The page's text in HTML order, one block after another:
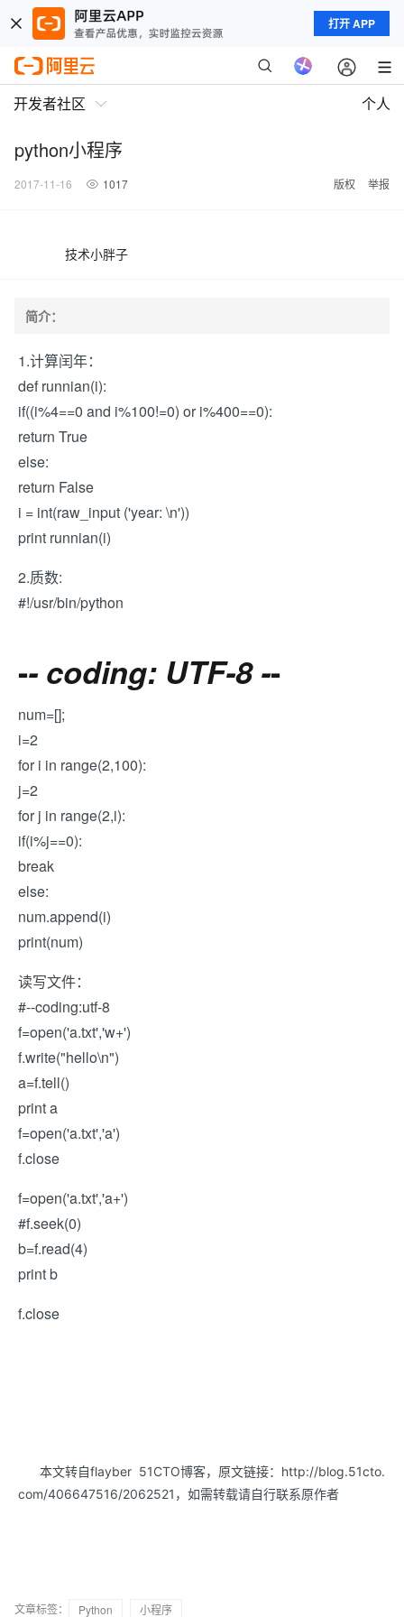
打开 APP
开发者社区 个人
python小程序
2017-11-16 1017 版权 举报
技术小胖子
简介：
1.计算闰年：
def runnian(i):
if((i%4==0 and i%100!=0) or i%400==0):
return True
else:
return False
i = int(raw_input ('year: \n'))
print runnian(i)
2.质数:
#!/usr/bin/python
-- coding: UTF-8 --
num=[];
i=2
for i in range(2,100):
j=2
for j in range(2,i):
if(i%j==0):
break
else:
num.append(i)
print(num)
读写文件：
#--coding:utf-8
f=open('a.txt','w+')
f.write("hello\n")
a=f.tell()
print a
f=open('a.txt','a')
f.close
f=open('a.txt','a+')
#f.seek(0)
b=f.read(4)
print b
f.close
本文转自flayber 51CTO博客，原文链接：http://blog.51cto.
com/406647516/2062521 ，如需转载请自行联系原作者
文章标签： Python 小程序